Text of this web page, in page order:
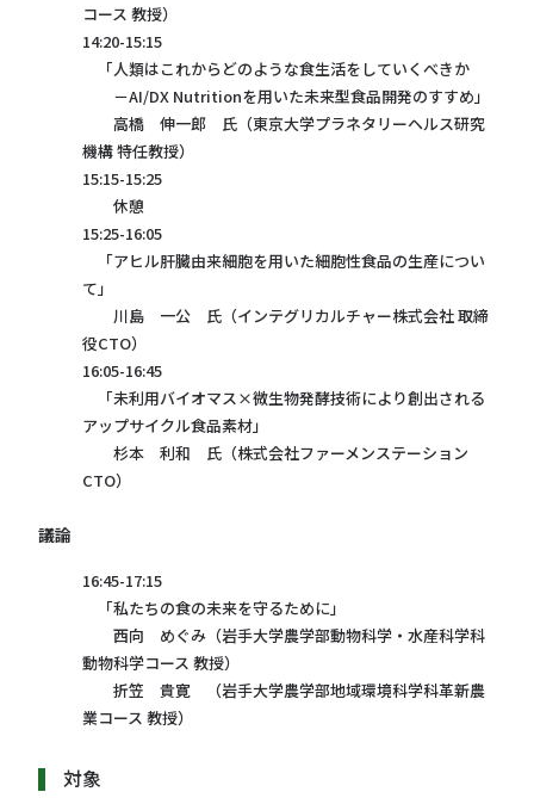
コース 教授）
14:20-15:15
「人類はこれからどのような食生活をしていくべきか
－AI/DX Nutritionを用いた未来型食品開発のすすめ」
高橋 伸一郎 氏（東京大学プラネタリーヘルス研究
機構 特任教授）
15:15-15:25
休憩
15:25-16:05
「アヒル肝臓由来細胞を用いた細胞性食品の生産につい
て」
川島 一公 氏（インテグリカルチャー株式会社 取締
役CTO）
16:05-16:45
「未利用バイオマス×微生物発酵技術により創出される
アップサイクル食品素材」
杉本 利和 氏（株式会社ファーメンステーション
CTO）
議論
16:45-17:15
「私たちの食の未来を守るために」
西向 めぐみ（岩手大学農学部動物科学・水産科学科
動物科学コース 教授）
折笠 貴寛 （岩手大学農学部地域環境科学科革新農
業コース 教授）
対象